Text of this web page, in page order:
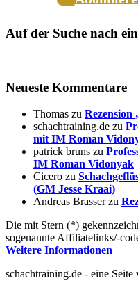
Auf der Suche nach
Neueste Kommentare
Thomas zu Rezension
schachtraining.de zu
mit IM Roman
patrick bruns zu
IM Roman Vidonyak
Cicero zu
(GM Jesse Kraai)
Andreas Brasserzu
Die mit Stern (*)
sogenannte Affiliatelinks/-
Weitere Informationen
schachtraining.de - eine Seite